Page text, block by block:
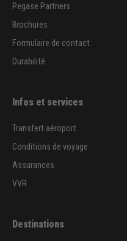
Pegase Partners
Brochures
Formulaire de contact
Durabilité
Infos et services
Transfert aéroport
Conditions de voyage
Assurances
VVR
Destinations